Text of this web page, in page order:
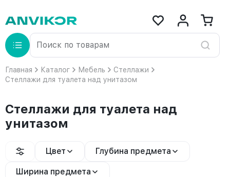
Главная Каталог Мебель
Стеллажи
Стеллажи для туалета над унитазом
Стеллажи для туалета над
унитазом
Цвет Глубина предмета
Ширина предмета